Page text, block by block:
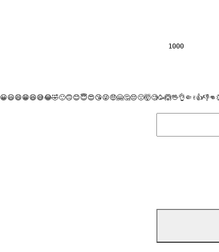
1000
😀😃😄😁😆😅😂🤣🙂🙃😊😇😍😘😜🤑🤗🤔😔🤢🤯🧐🥳🙆🖖👌🤏✌👍👎👊